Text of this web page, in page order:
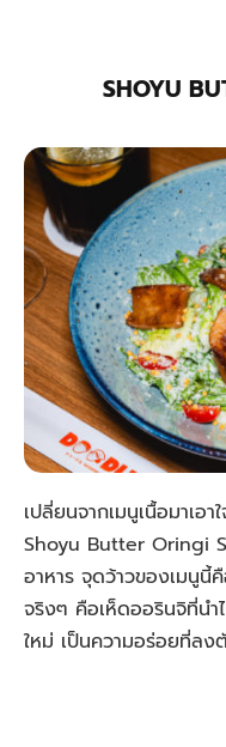
SHOYU
เปลี่ยนจากเมนูเนื้อมาเอ
Shoyu Butter Oringi
อาหาร จุดว้าวของเมนูนี้
จริงๆ คือเห็ดออรินจิที่นำ
ใหม่ เป็นความอร่อยที่ลง